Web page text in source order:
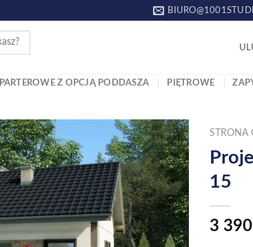
PARTEROWE Z OPCJĄ PODDASZA PIĘTROWE
Dodaj
do
ulubionych!
STRONA
15
3